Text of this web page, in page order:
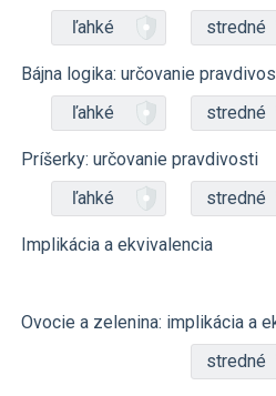
ľahké
stredné
Bájna logika: určovanie
ľahké
stredné
Príšerky: určovanie pravdivosti
ľahké
stredné
Implikácia a ekvivalencia
Ovocie a zelenina: implikácia a
stredné